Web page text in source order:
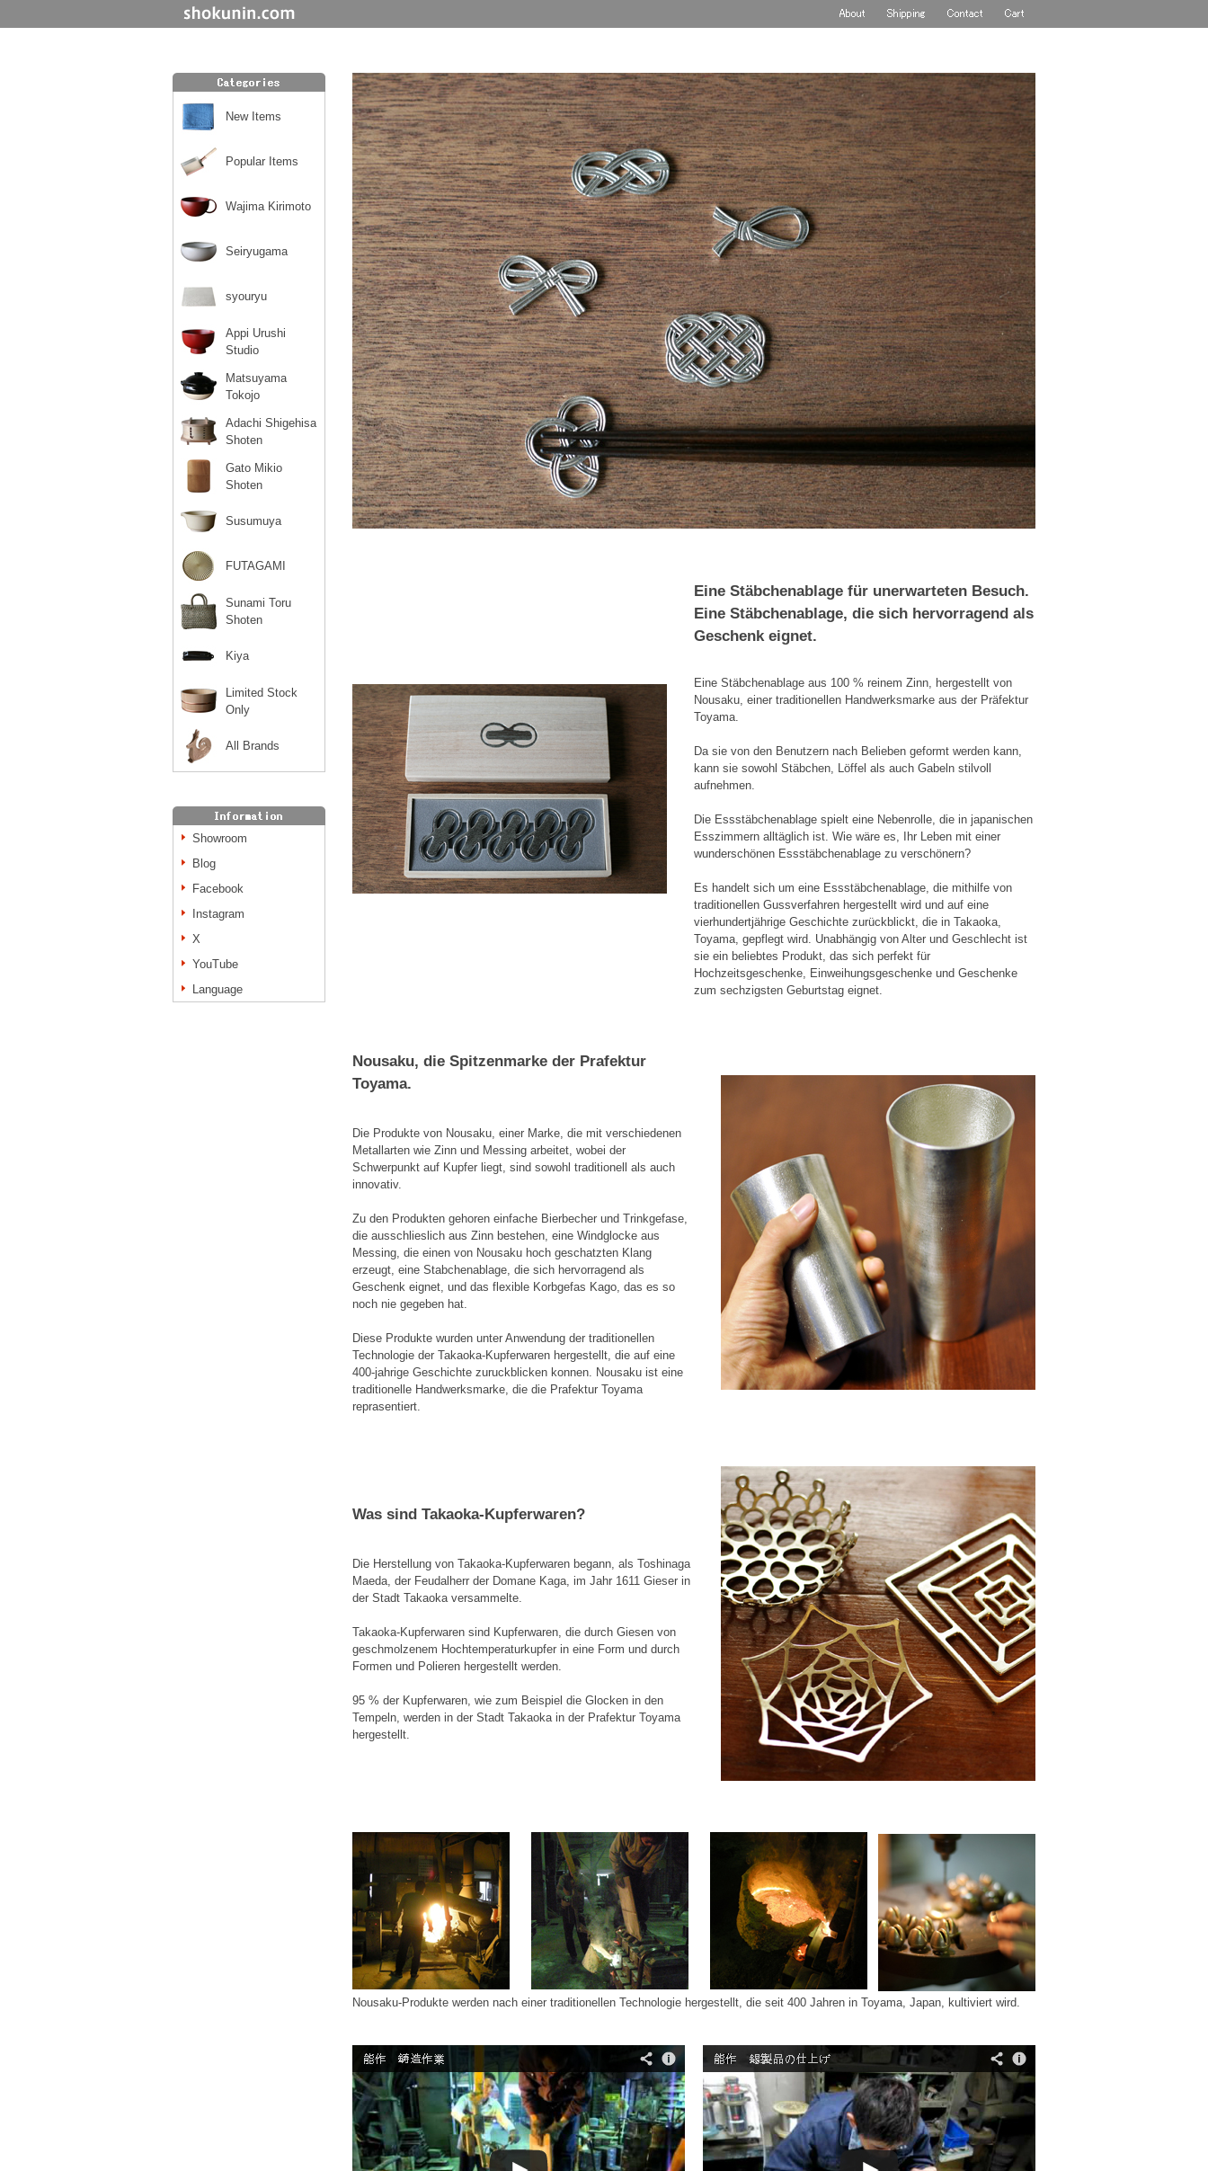
New Items
Popular Items
Wajima Kirimoto
Seiryugama
syouryu
Appi Urushi
Studio
Matsuyama
Tokojo
Adachi Shigehisa
Shoten
Gato Mikio
Shoten
Susumuya
FUTAGAMI
Sunami Toru
Shoten
Kiya
Limited Stock
Only
All Brands
Showroom
Blog
Facebook
Instagram
X
YouTube
Language
Eine Stäbchenablage für unerwarteten Besuch.
Eine Stäbchenablage, die sich hervorragend als
Geschenk eignet.
Eine Stäbchenablage aus 100 % reinem Zinn, hergestellt von
Nousaku, einer traditionellen Handwerksmarke aus der Präfektur
Toyama.
Da sie von den Benutzern nach Belieben geformt werden kann,
kann sie sowohl Stäbchen, Löffel als auch Gabeln stilvoll
aufnehmen.
Die Essstäbchenablage spielt eine Nebenrolle, die in japanischen
Esszimmern alltäglich ist. Wie wäre es, Ihr Leben mit einer
wunderschönen Essstäbchenablage zu verschönern?
Es handelt sich um eine Essstäbchenablage, die mithilfe von
traditionellen Gussverfahren hergestellt wird und auf eine
vierhundertjährige Geschichte zurückblickt, die in Takaoka,
Toyama, gepflegt wird. Unabhängig von Alter und Geschlecht ist
sie ein beliebtes Produkt, das sich perfekt für
Hochzeitsgeschenke, Einweihungsgeschenke und Geschenke
zum sechzigsten Geburtstag eignet.
Nousaku, die Spitzenmarke der Prafektur
Toyama.
Die Produkte von Nousaku, einer Marke, die mit verschiedenen
Metallarten wie Zinn und Messing arbeitet, wobei der
Schwerpunkt auf Kupfer liegt, sind sowohl traditionell als auch
innovativ.
Zu den Produkten gehoren einfache Bierbecher und Trinkgefase,
die ausschlieslich aus Zinn bestehen, eine Windglocke aus
Messing, die einen von Nousaku hoch geschatzten Klang
erzeugt, eine Stabchenablage, die sich hervorragend als
Geschenk eignet, und das flexible Korbgefas Kago, das es so
noch nie gegeben hat.
Diese Produkte wurden unter Anwendung der traditionellen
Technologie der Takaoka-Kupferwaren hergestellt, die auf eine
400-jahrige Geschichte zuruckblicken konnen. Nousaku ist eine
traditionelle Handwerksmarke, die die Prafektur Toyama
reprasentiert.
Was sind Takaoka-Kupferwaren?
Die Herstellung von Takaoka-Kupferwaren begann, als Toshinaga
Maeda, der Feudalherr der Domane Kaga, im Jahr 1611 Gieser in
der Stadt Takaoka versammelte.
Takaoka-Kupferwaren sind Kupferwaren, die durch Giesen von
geschmolzenem Hochtemperaturkupfer in eine Form und durch
Formen und Polieren hergestellt werden.
95 % der Kupferwaren, wie zum Beispiel die Glocken in den
Tempeln, werden in der Stadt Takaoka in der Prafektur Toyama
hergestellt.
Nousaku-Produkte werden nach einer traditionellen Technologie hergestellt, die seit 400 Jahren in Toyama, Japan, kultiviert wird.